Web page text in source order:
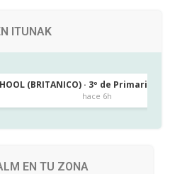
ITUNAK
(BRITANICO) · 3º de Primaria
hace 6h
EN TU ZONA